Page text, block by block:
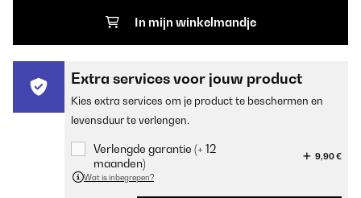
In mijn winkelmandje
Extra services voor jouw product
Kies extra services om je product te beschermen en
levensduur te verlengen.
Verlengde garantie (+ 12
maanden)
9,90 €
Wat is inbegrepen?